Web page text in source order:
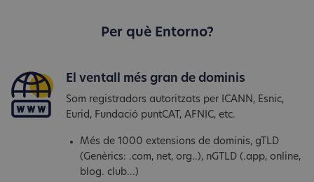
Per què Entorno?
El ventall més gran de dominis
Som registradors autoritzats per ICANN, Esnic,
Eurid, Fundació puntCAT, AFNIC, etc.
Més de 1000 extensions de dominis, gTLD
(Genèrics: .com, net, org..), nGTLD (.app, online,
blog. club...)